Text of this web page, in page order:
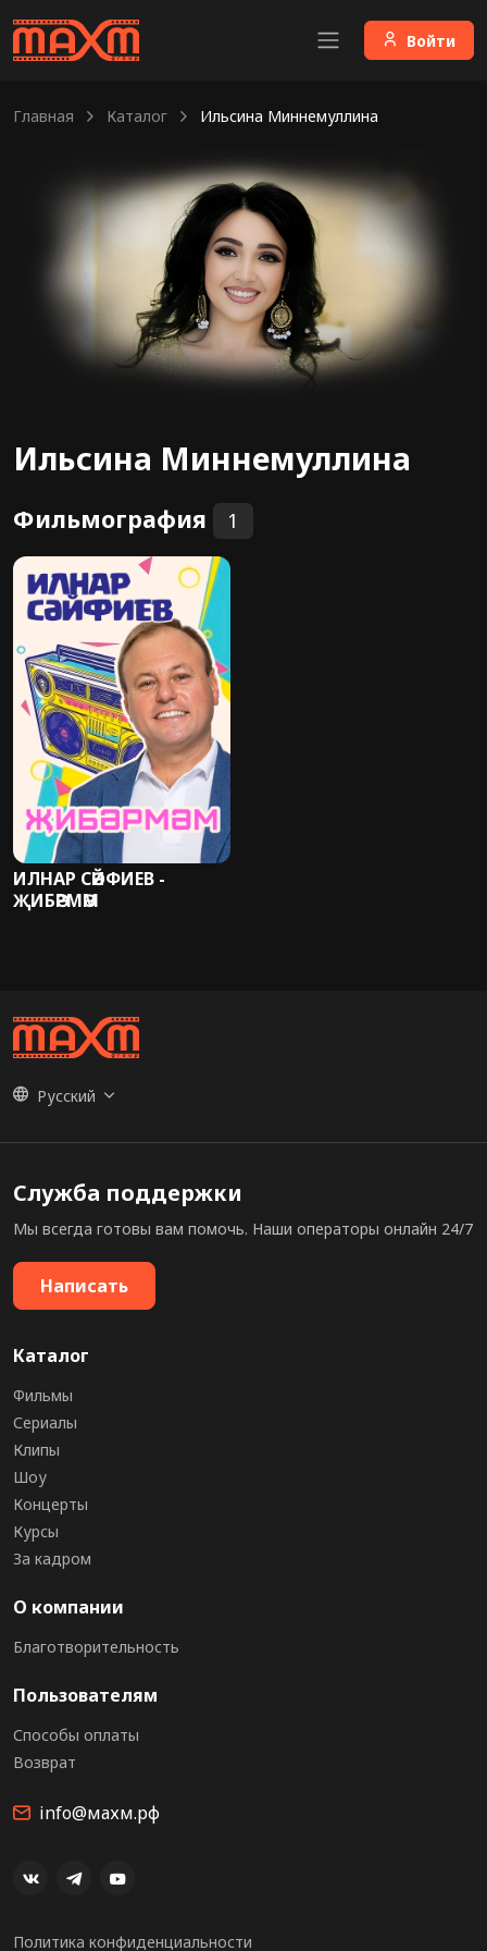
Войти
Главная Каталог Ильсина Миннемуллина
Ильсина Миннемуллина
Фильмография 1
ИЛНАР СӘЙФИЕВ -
ҖИБӘРМӘМ
Русский
Служба поддержки
Мы всегда готовы вам помочь. Наши операторы онлайн 24/7
Написать
Каталог
Фильмы
Сериалы
Клипы
Шоу
Концерты
Курсы
За кадром
О компании
Благотворительность
Пользователям
Способы оплаты
Возврат
info@махм.рф
Политика конфиденциальности